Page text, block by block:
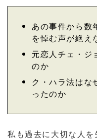
あの事件から数
を悼む声が絶え
元恋人チェ・ジ
のか
ク・ハラ法はな
ったのか
私も過去に大切な人